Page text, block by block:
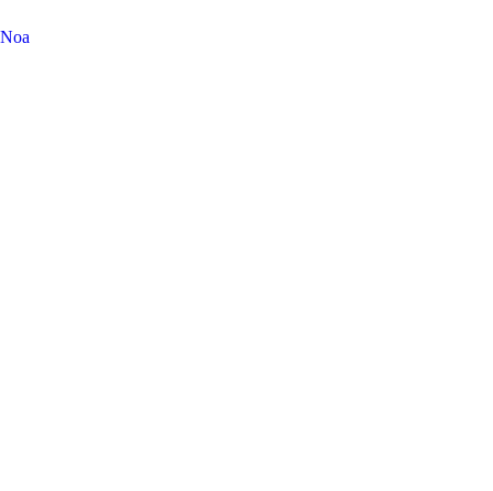
Noa